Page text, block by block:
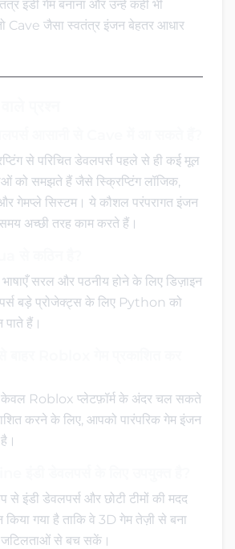
इंडी गेम बनाना और उन्हें कहीं भी
Cave जैसा स्वतंत्र इंजन बेहतर आधार
से परिचित डेवलपर्स पहले से ही कई मूल
को समझते हैं जैसे स्क्रिप्टिंग लॉजिक,
गेमप्ले सिस्टम। ये कौशल परंपरागत इंजन
अच्छी तरह काम करते हैं।
भाषाएँ सरल और पठनीय होने के लिए डिज़ाइन
बड़े प्रोजेक्ट्स के लिए Python को
हैं।
Roblox प्लेटफ़ॉर्म के अंदर चल सकते
करने के लिए, आपको पारंपरिक गेम इंजन
से इंडी डेवलपर्स और छोटी टीमों की मदद
गया है ताकि वे 3D गेम तेज़ी से बना
से बच सकें।